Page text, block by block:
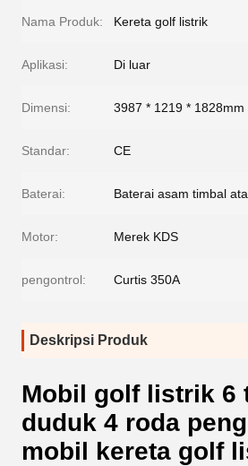
Nama Produk: Kereta golf listrik
Aplikasi: Di luar
Dimensi: 3987 * 1219 * 1828mm
Standar: CE
Baterai: Baterai asam timbal
Motor: Merek KDS
pengontrol: Curtis 350A
Deskripsi Produk
Mobil golf listrik 6
duduk 4 roda
mobil kereta golf